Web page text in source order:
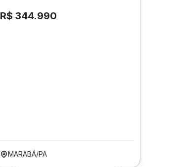
R$ 344.990
MARABÁ/PA